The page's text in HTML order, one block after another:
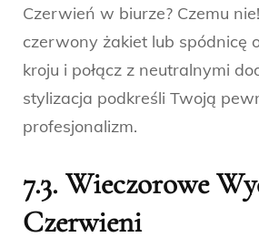
Czerwień w biurze? Czemu
czerwony żakiet lub spódnicę
kroju i połącz z neutralnymi
stylizacja podkreśli Twoją
profesjonalizm.
7.3. Wieczorowe
Czerwieni